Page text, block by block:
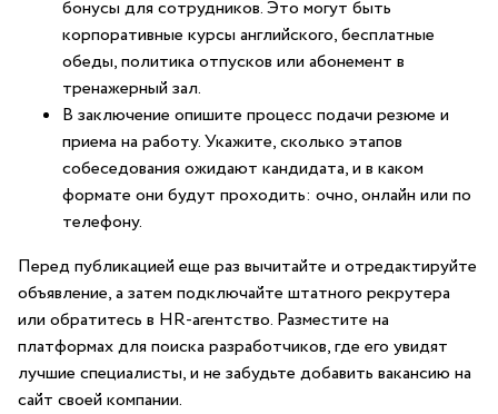
бонусы для сотрудников. Это могут быть
корпоративные курсы английского, бесплатные
обеды, политика отпусков или абонемент в
тренажерный зал.
В заключение опишите процесс подачи резюме и
приема на работу. Укажите, сколько этапов
собеседования ожидают кандидата, и в каком
формате они будут проходить: очно, онлайн или по
телефону.
Перед публикацией еще раз вычитайте и отредактируйте
объявление, а затем подключайте штатного рекрутера
или обратитесь в HR-агентство. Разместите на
платформах для поиска разработчиков, где его увидят
лучшие специалисты, и не забудьте добавить вакансию на
сайт своей компании.